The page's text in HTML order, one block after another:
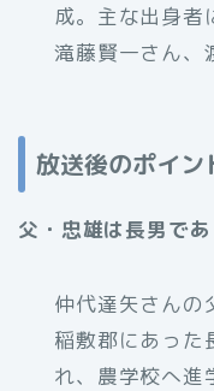
成。主な出身者
滝藤賢一さん、
放送後のポイン
父・忠雄は長男で
仲代達矢さんの
稲敷郡にあった
れ、農学校へ進